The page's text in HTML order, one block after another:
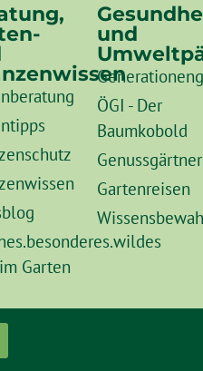
Garten
und
ÖGI - Der
Baumkobold
Gartenreisen